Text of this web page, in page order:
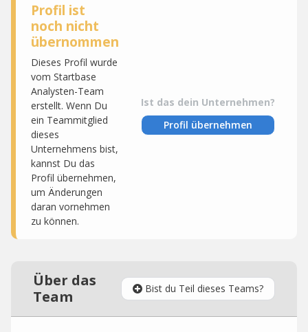
Profil ist
noch nicht
übernommen
Dieses Profil wurde
vom Startbase
Analysten-Team
erstellt. Wenn Du
ein Teammitglied
dieses
Unternehmens bist,
kannst Du das
Profil übernehmen,
um Änderungen
daran vornehmen
zu können.
Ist das dein Unternehmen?
Profil übernehmen
Über das
Team
Bist du Teil dieses Teams?